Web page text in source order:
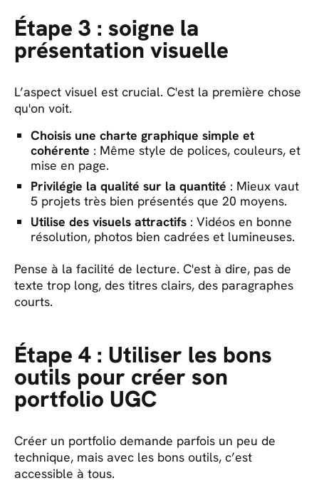
Étape 3 : soigne la
présentation visuelle
L’aspect visuel est crucial. C'est la première chose
qu'on voit.
Choisis une charte graphique simple et
cohérente : Même style de polices, couleurs, et
mise en page.
Privilégie la qualité sur la quantité : Mieux vaut
5 projets très bien présentés que 20 moyens.
Utilise des visuels attractifs : Vidéos en bonne
résolution, photos bien cadrées et lumineuses.
Pense à la facilité de lecture. C'est à dire, pas de
texte trop long, des titres clairs, des paragraphes
courts.
Étape 4 : Utiliser les bons
outils pour créer son
portfolio UGC
Créer un portfolio demande parfois un peu de
technique, mais avec les bons outils, c’est
accessible à tous.